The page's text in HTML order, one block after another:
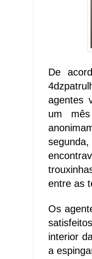
De
agentes
um
entre as
Os
interior
a